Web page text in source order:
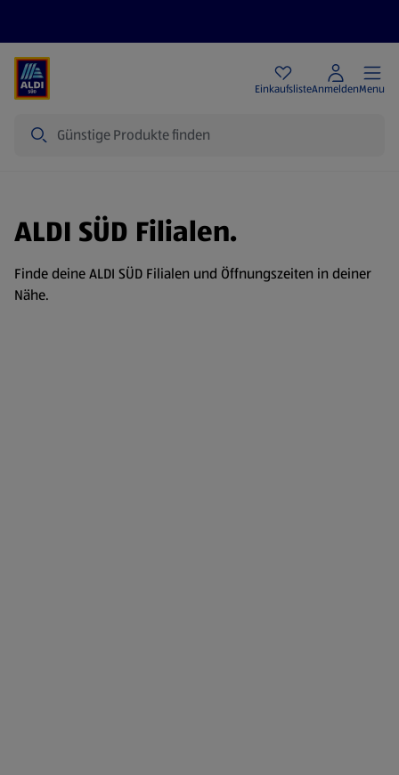
EinkaufslisteAnmeldenMenu
ALDI SÜD Filialen.
Finde deine ALDI SÜD Filialen und Öffnungszeiten in deiner
Nähe.